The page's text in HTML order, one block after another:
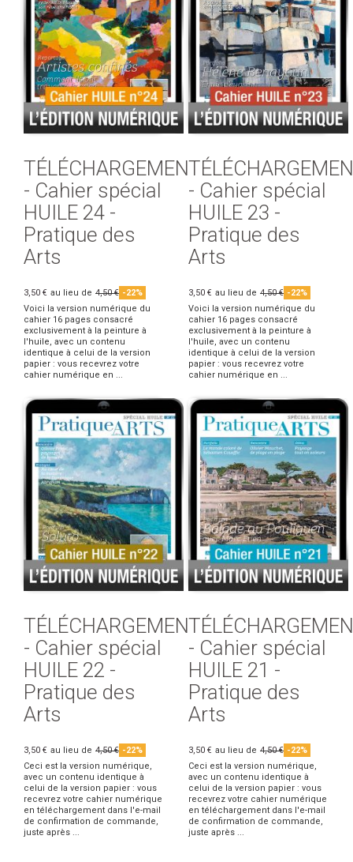
TÉLÉCHARGEMENT
- Cahier spécial
HUILE 24 -
Pratique des
Arts
3,50 € au lieu de 4,50 € -22%
Voici la version numérique du
cahier 16 pages consacré
exclusivement à la peinture à
l'huile, avec un contenu
identique à celui de la version
papier : vous recevrez votre
cahier numérique en ...
- Cahier spécial
HUILE 23 -
Pratique des
Arts
3,50 € au lieu de 4,50 € -22%
Voici la version numérique du
cahier 16 pages consacré
exclusivement à la peinture à
l'huile, avec un contenu
identique à celui de la version
papier : vous recevrez votre
cahier numérique en ...
TÉLÉCHARGEMENT
- Cahier spécial
HUILE 22 -
Pratique des
Arts
3,50 € au lieu de 4,50 € -22%
Ceci est la version numérique,
avec un contenu identique à
celui de la version papier : vous
recevrez votre cahier numérique
en téléchargement dans l'e-mail
de confirmation de commande,
juste après ...
- Cahier spécial
HUILE 21 -
Pratique des
Arts
3,50 € au lieu de 4,50 € -22%
Ceci est la version numérique,
avec un contenu identique à
celui de la version papier : vous
recevrez votre cahier numérique
en téléchargement dans l'e-mail
de confirmation de commande,
juste après ...